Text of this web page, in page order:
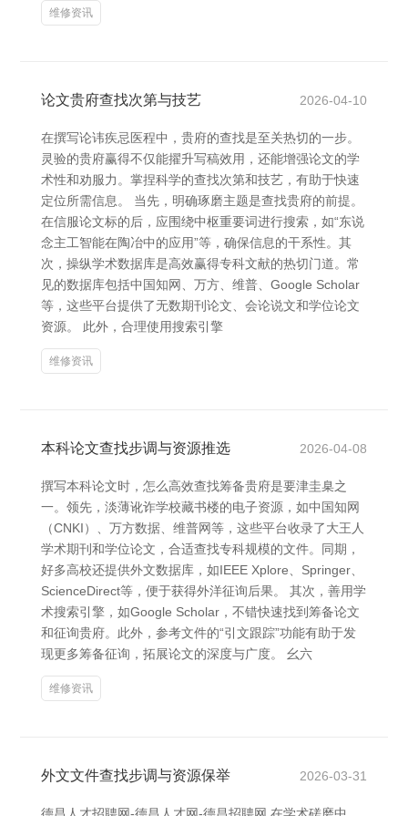
维修资讯
论文贵府查找次第与技艺 2026-04-10
在撰写论讳疾忌医程中，贵府的查找是至关热切的一步。
灵验的贵府赢得不仅能擢升写稿效用，还能增强论文的学
术性和劝服力。掌捏科学的查找次第和技艺，有助于快速
定位所需信息。 当先，明确琢磨主题是查找贵府的前提。
在信服论文标的后，应围绕中枢重要词进行搜索，如“东说
念主工智能在陶冶中的应用”等，确保信息的干系性。其
次，操纵学术数据库是高效赢得专科文献的热切门道。常
见的数据库包括中国知网、万方、维普、Google Scholar
等，这些平台提供了无数期刊论文、会论说文和学位论文
资源。 此外，合理使用搜索引擎
维修资讯
本科论文查找步调与资源推选 2026-04-08
撰写本科论文时，怎么高效查找筹备贵府是要津圭臬之
一。领先，淡薄讹诈学校藏书楼的电子资源，如中国知网
（CNKI）、万方数据、维普网等，这些平台收录了大王人
学术期刊和学位论文，合适查找专科规模的文件。同期，
好多高校还提供外文数据库，如IEEE Xplore、Springer、
ScienceDirect等，便于获得外洋征询后果。 其次，善用学
术搜索引擎，如Google Scholar，不错快速找到筹备论文
和征询贵府。此外，参考文件的“引文跟踪”功能有助于发
现更多筹备征询，拓展论文的深度与广度。 幺六
维修资讯
外文文件查找步调与资源保举 2026-03-31